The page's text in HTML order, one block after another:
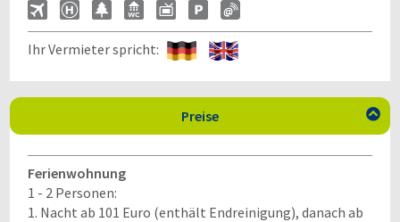
Ihr Vermieter spricht:
Preise 
Ferienwohnung
1 - 2 Personen:
1. Nacht ab 101 Euro (enthält Endreinigung), danach ab